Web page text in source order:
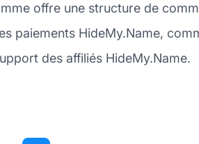
offre une structure de
paiements HideMy.Name,
des affiliés HideMy.Name.